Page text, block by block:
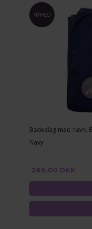
NYHED
Badeslag med navn,
Navy
269,00 DKK